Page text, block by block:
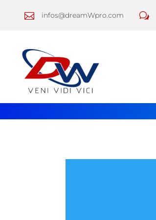
 infos@dreamWpro.com w